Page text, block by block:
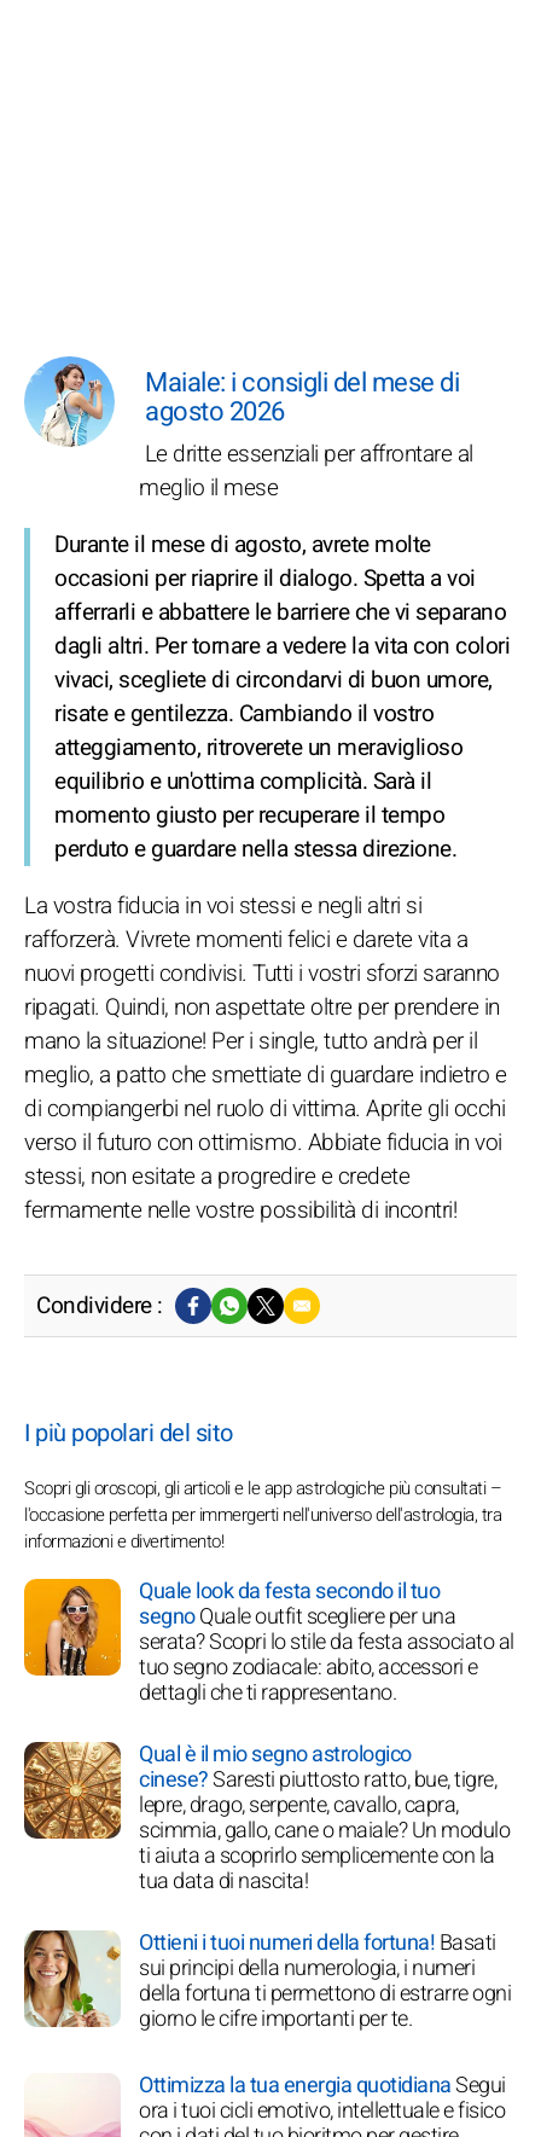
Maiale: i consigli del mese di
agosto 2026
Le dritte essenziali per affrontare al
meglio il mese
Durante il mese di agosto, avrete molte
occasioni per riaprire il dialogo. Spetta a voi
afferrarli e abbattere le barriere che vi separano
dagli altri. Per tornare a vedere la vita con colori
vivaci, scegliete di circondarvi di buon umore,
risate e gentilezza. Cambiando il vostro
atteggiamento, ritroverete un meraviglioso
equilibrio e un'ottima complicità. Sarà il
momento giusto per recuperare il tempo
perduto e guardare nella stessa direzione.
La vostra fiducia in voi stessi e negli altri si
rafforzerà. Vivrete momenti felici e darete vita a
nuovi progetti condivisi. Tutti i vostri sforzi saranno
ripagati. Quindi, non aspettate oltre per prendere in
mano la situazione! Per i single, tutto andrà per il
meglio, a patto che smettiate di guardare indietro e
di compiangerbi nel ruolo di vittima. Aprite gli occhi
verso il futuro con ottimismo. Abbiate fiducia in voi
stessi, non esitate a progredire e credete
fermamente nelle vostre possibilità di incontri!
Condividere :
I più popolari del sito
Scopri gli oroscopi, gli articoli e le app astrologiche più consultati –
l'occasione perfetta per immergerti nell'universo dell'astrologia, tra
informazioni e divertimento!
Quale look da festa secondo il tuo
segnoQuale outfit scegliere per una
serata? Scopri lo stile da festa associato al
tuo segno zodiacale: abito, accessori e
dettagli che ti rappresentano.
Qual è il mio segno astrologico
cinese?Saresti piuttosto ratto, bue, tigre,
lepre, drago, serpente, cavallo, capra,
scimmia, gallo, cane o maiale? Un modulo
ti aiuta a scoprirlo semplicemente con la
tua data di nascita!
Ottieni i tuoi numeri della fortuna!Basati
sui principi della numerologia, i numeri
della fortuna ti permettono di estrarre ogni
giorno le cifre importanti per te.
Ottimizza la tua energia quotidianaSegui
ora i tuoi cicli emotivo, intellettuale e fisico